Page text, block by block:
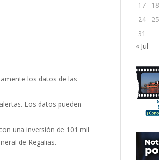
los datos de las
Los datos pueden
una inversión de 101 mil
de Regalías.
17
18
24
25
31
« Jul